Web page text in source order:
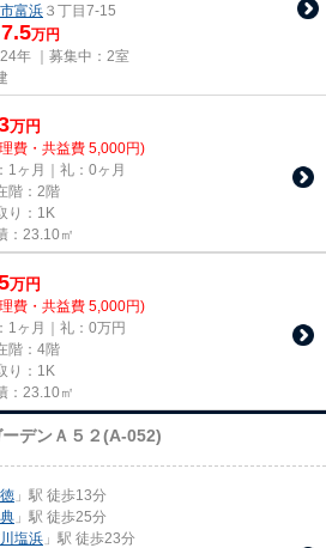
富浜 ３丁目7-15
7.5万円
年 ｜募集中： 2室
万円
費・共益費 5,000円)
1ヶ月｜礼：0ヶ月
階：2階
り：1K
：23.10㎡
万円
費・共益費 5,000円)
1ヶ月｜礼：0万円
階：4階
り：1K
：23.10㎡
ーデンＡ５２(A-052)
」駅 徒歩13分
」駅 徒歩25分
塩浜 」駅 徒歩23分